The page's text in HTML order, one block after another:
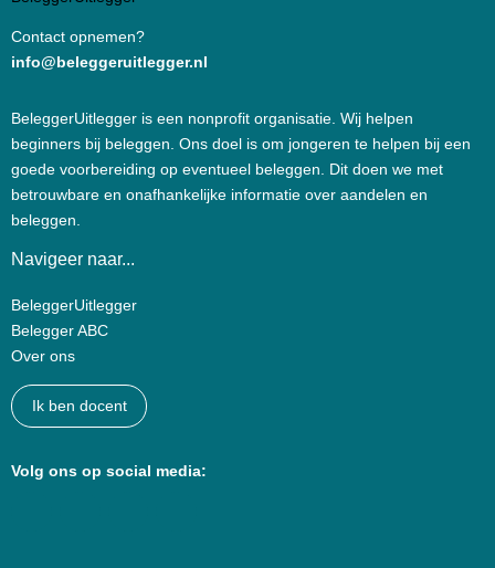
Contact opnemen?
info@beleggeruitlegger.nl
BeleggerUitlegger is een nonprofit organisatie. Wij helpen
beginners bij beleggen. Ons doel is om jongeren te helpen bij een
goede voorbereiding op eventueel beleggen. Dit doen we met
betrouwbare en onafhankelijke informatie over aandelen en
beleggen.
Navigeer naar...
BeleggerUitlegger
Belegger ABC
Over ons
Ik ben docent
Volg ons op social media: